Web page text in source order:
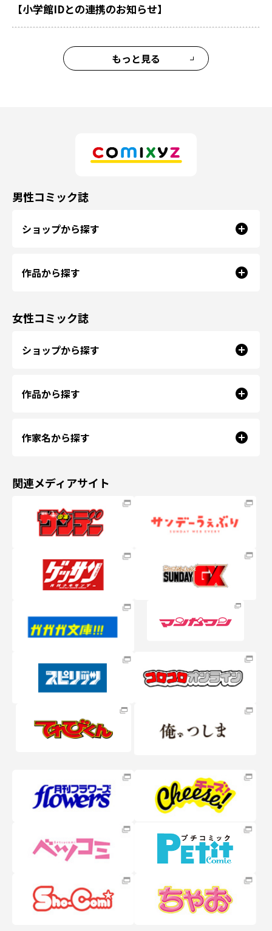
【小学館IDとの連携のお知らせ】
もっと見る
男性コミック誌
ショップから探す
作品から探す
女性コミック誌
ショップから探す
作品から探す
作家名から探す
関連メディアサイト